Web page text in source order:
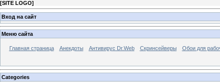
[SITE LOGO]
Вход на сайт
Меню сайта
Главная страница Анекдоты Антивирус Dr.Web Скринсейверы Обои для
Categories